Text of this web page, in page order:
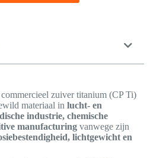
zuiver titanium (CP Ti)
materiaal in lucht- en
industrie, chemische
manufacturingvanwege zijn
lichtgewicht en